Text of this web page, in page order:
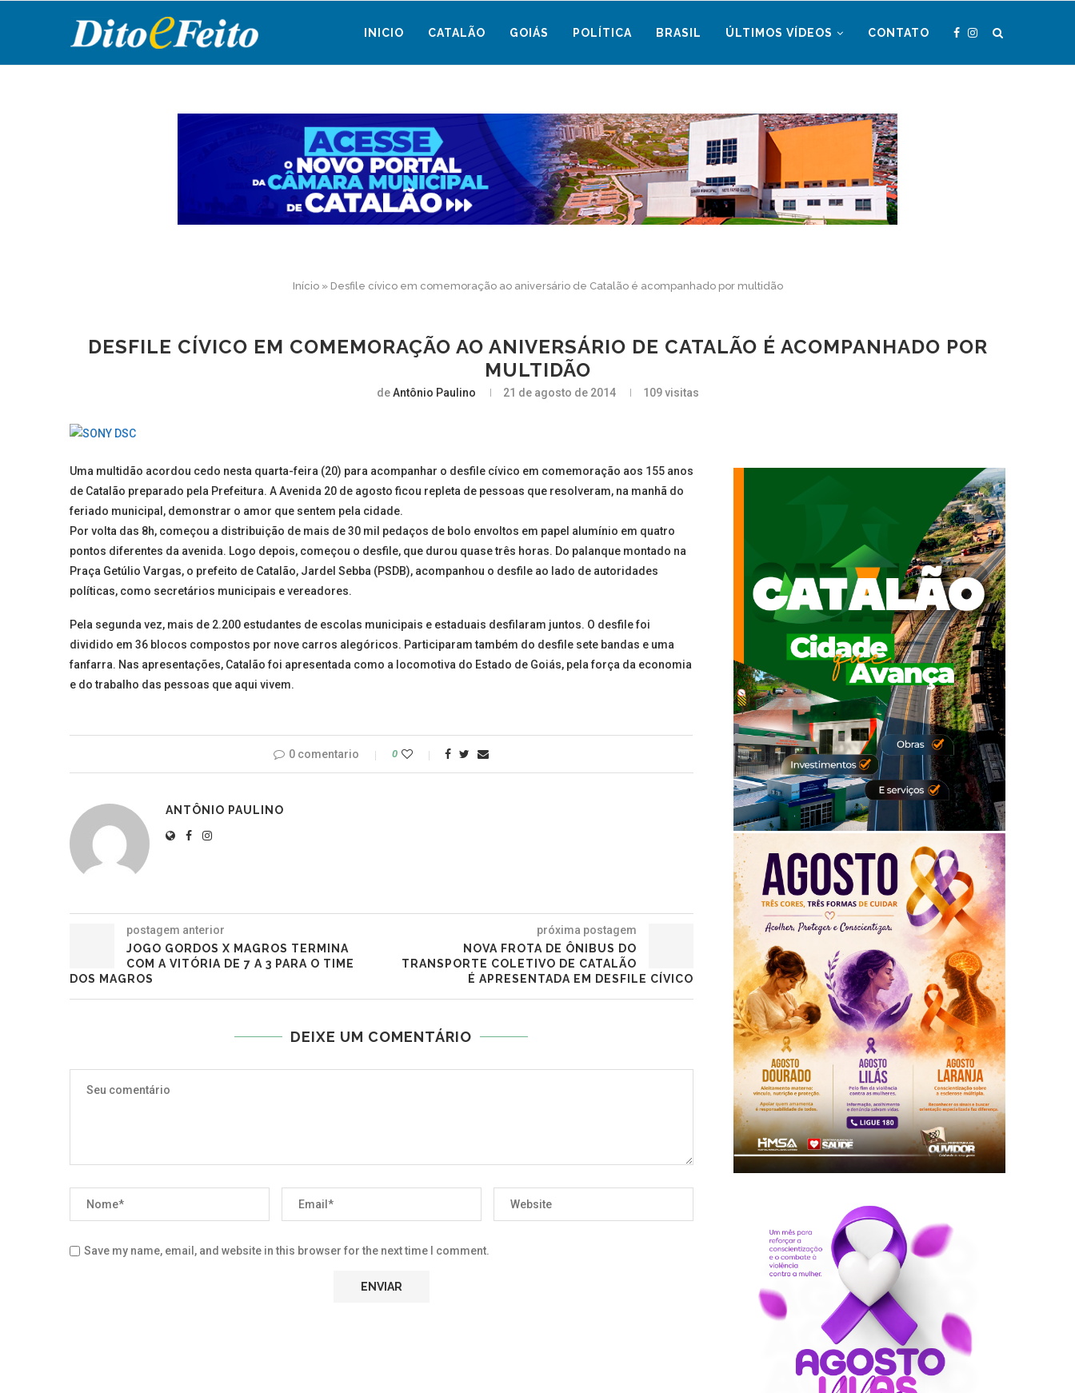
INICIO CATALÃO GOIÁS POLÍTICA BRASIL ÚLTIMOS VÍDEOS CONTATO
Início» Desfile cívico em comemoração ao aniversário de Catalão é acompanhado por multidão
DESFILE CÍVICO EM COMEMORAÇÃO AO ANIVERSÁRIO DE CATALÃO É ACOMPANHADO POR
MULTIDÃO
deAntônio Paulino 21 de agosto de 2014 109visitas
Uma multidão acordou cedo nesta quarta-feira (20) para acompanhar o desfile cívico em comemoração aos 155 anos
de Catalão preparado pela Prefeitura. A Avenida 20 de agosto ficou repleta de pessoas que resolveram, na manhã do
feriado municipal, demonstrar o amor que sentem pela cidade.
Por volta das 8h, começou a distribuição de mais de 30 mil pedaços de bolo envoltos em papel alumínio em quatro
pontos diferentes da avenida. Logo depois, começou o desfile, que durou quase três horas. Do palanque montado na
Praça Getúlio Vargas, o prefeito de Catalão, Jardel Sebba (PSDB), acompanhou o desfile ao lado de autoridades
políticas, como secretários municipais e vereadores.
Pela segunda vez, mais de 2.200 estudantes de escolas municipais e estaduais desfilaram juntos. O desfile foi
dividido em 36 blocos compostos por nove carros alegóricos. Participaram também do desfile sete bandas e uma
fanfarra. Nas apresentações, Catalão foi apresentada como a locomotiva do Estado de Goiás, pela força da economia
e do trabalho das pessoas que aqui vivem.
0 comentario 0
ANTÔNIO PAULINO
postagem anterior
JOGO GORDOS X MAGROS TERMINA
COM A VITÓRIA DE 7 A 3 PARA O TIME
DOS MAGROS
próxima postagem
NOVA FROTA DE ÔNIBUS DO
TRANSPORTE COLETIVO DE CATALÃO
É APRESENTADA EM DESFILE CÍVICO
DEIXE UM COMENTÁRIO
Save my name, email, and website in this browser for the next time I comment.